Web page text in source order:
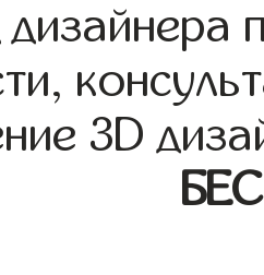
дизайнера
3D